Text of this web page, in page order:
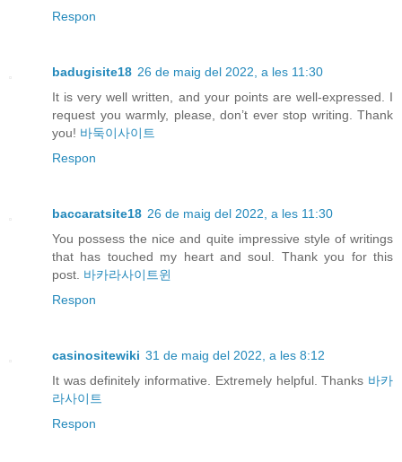
Respon
badugisite18 26 de maig del 2022, a les 11:30
It is very well written, and your points are well-expressed. I
request you warmly, please, don’t ever stop writing. Thank
you! 바둑이사이트
Respon
baccaratsite18 26 de maig del 2022, a les 11:30
You possess the nice and quite impressive style of writings
that has touched my heart and soul. Thank you for this
post. 바카라사이트윈
Respon
casinositewiki 31 de maig del 2022, a les 8:12
It was definitely informative. Extremely helpful. Thanks 바카
라사이트
Respon